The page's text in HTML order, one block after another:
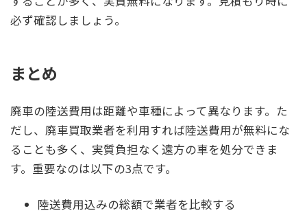
必ず確認しましょう。
まとめ
廃車の陸送費用は距離や車種によって異なります。た
だし、廃車買取業者を利用すれば陸送費用が無料にな
ることも多く、実質負担なく遠方の車を処分できま
す。重要なのは以下の3点です。
陸送費用込みの総額で業者を比較する